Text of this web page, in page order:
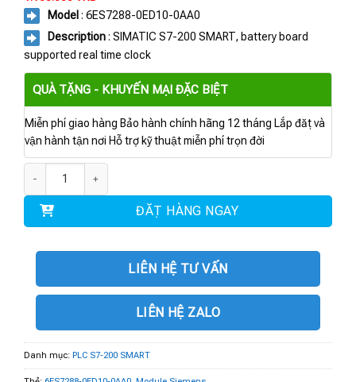
Model : 6ES7288-0ED10-0AA0
Description: SIMATIC S7-200 SMART, battery board
supported real time clock
QUÀ TẶNG - KHUYẾN MẠI ĐẶC BIỆT
Miễn phí giao hàng Bảo hành chính hãng 12 tháng Lắp đặt và
vận hành tận nơi Hỗ trợ kỹ thuật miễn phí trọn đời
ĐẶT HÀNG NGAY
LIÊN HỆ TƯ VẤN
LIÊN HỆ ZALO
Danh mục: PLC S7-200 SMART